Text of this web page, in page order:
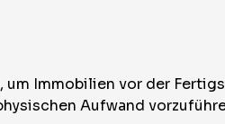
um Immobilien vor der
Aufwand